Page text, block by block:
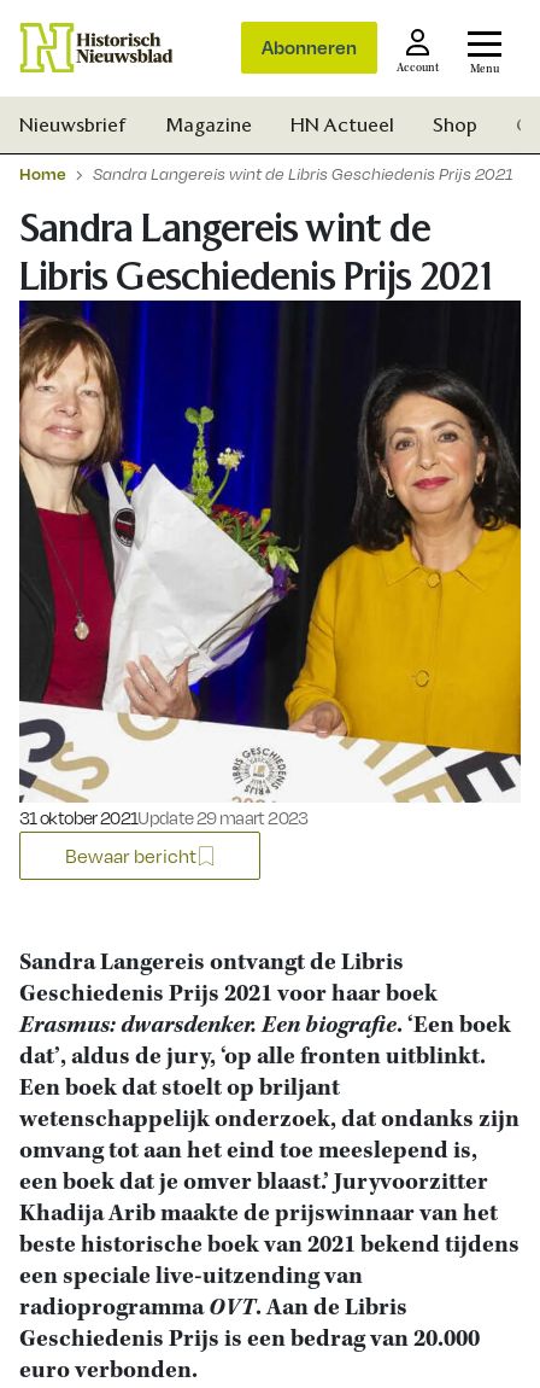
Abonneren
Account Menu
Zoek
Nieuwsbrief Magazine HN Actueel Shop
Home Sandra Langereis wint de Libris Geschiedenis Prijs 2021
Sandra Langereis wint de
Libris Geschiedenis Prijs 2021
Gepubliceerd op:
31 oktober 2021Update 29 maart 2023
Bewaar bericht
Sandra Langereis ontvangt de Libris
Geschiedenis Prijs 2021 voor haar boek
Erasmus: dwarsdenker. Een biografie. ‘Een boek
dat’, aldus de jury, ‘op alle fronten uitblinkt.
Een boek dat stoelt op briljant
wetenschappelijk onderzoek, dat ondanks zijn
omvang tot aan het eind toe meeslepend is,
een boek dat je omver blaast.’ Juryvoorzitter
Khadija Arib maakte de prijswinnaar van het
beste historische boek van 2021 bekend tijdens
een speciale live-uitzending van
radioprogrammaOVT. Aan de Libris
Geschiedenis Prijs is een bedrag van 20.000
euro verbonden.